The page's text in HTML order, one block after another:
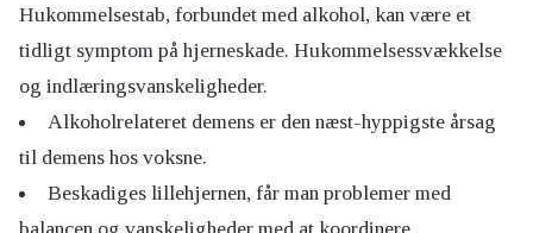
Hukommelsestab, forbundet med alkohol, kan være et
tidligt symptom på hjerneskade. Hukommelsessvækkelse
og indlæringsvanskeligheder.
Alkoholrelateret demens er den næst-hyppigste årsag
til demens hos voksne.
Beskadiges lillehjernen, får man problemer med
balancen og vanskeligheder med at koordinere